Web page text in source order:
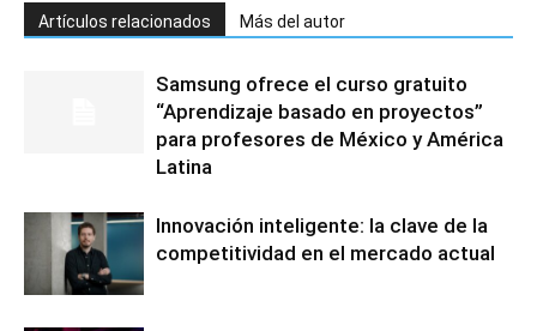
Artículos relacionados Más del autor
Samsung ofrece el curso gratuito
“Aprendizaje basado en proyectos”
para profesores de México y América
Latina
Innovación inteligente: la clave de la
competitividad en el mercado actual